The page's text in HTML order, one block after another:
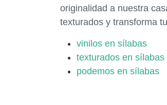
originalidad a nuestra
texturados y transforma
vinilos en sílabas
texturados en sílabas
podemos en sílabas